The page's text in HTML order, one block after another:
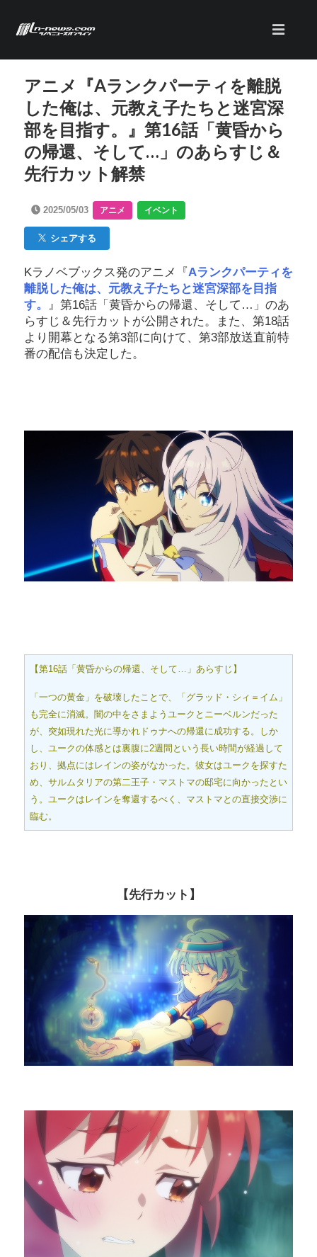
アニメ『Aランクパーティを離脱
した俺は、元教え子たちと迷宮深
部を目指す。』第16話「黄昏から
の帰還、そして…」のあらすじ＆
先行カット解禁
2025/05/03 アニメ イベント
シェアする
Kラノベブックス発のアニメ『 Aランクパーティを
離脱した俺は、元教え子たちと迷宮深部を目指
す。
』第16話「黄昏からの帰還、そして…」のあ
らすじ＆先行カットが公開された。また、第18話
より開幕となる第3部に向けて、第3部放送直前特
番の配信も決定した。
【第16話「黄昏からの帰還、そして…」あらすじ】
「一つの黄金」を破壊したことで、「グラッド・シィ＝イム」
も完全に消滅。闇の中をさまようユークとニーベルンだった
が、突如現れた光に導かれドゥナへの帰還に成功する。しか
し、ユークの体感とは裏腹に2週間という長い時間が経過して
おり、拠点にはレインの姿がなかった。彼女はユークを探すた
め、サルムタリアの第二王子・マストマの邸宅に向かったとい
う。ユークはレインを奪還するべく、マストマとの直接交渉に
臨む。
【先行カット】